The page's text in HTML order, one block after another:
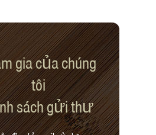
gia của chúng
tôi
sách gửi thư